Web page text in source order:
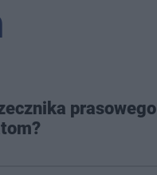
prasowego